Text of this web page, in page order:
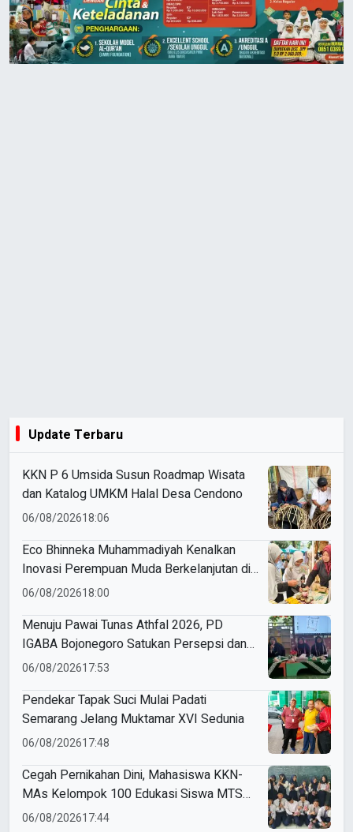
Update Terbaru
KKN P 6 Umsida Susun Roadmap Wisata
dan Katalog UMKM Halal Desa Cendono
06/08/202618:06
Eco Bhinneka Muhammadiyah Kenalkan
Inovasi Perempuan Muda Berkelanjutan di
Muktamar Nasyiatul Aisyiyah
06/08/202618:00
Menuju Pawai Tunas Athfal 2026, PD
IGABA Bojonegoro Satukan Persepsi dan
Utamakan Keselamatan Anak
06/08/202617:53
Pendekar Tapak Suci Mulai Padati
Semarang Jelang Muktamar XVI Sedunia
06/08/202617:48
Cegah Pernikahan Dini, Mahasiswa KKN-
MAs Kelompok 100 Edukasi Siswa MTS
Miftahul Ulum Tawangsari
06/08/202617:44